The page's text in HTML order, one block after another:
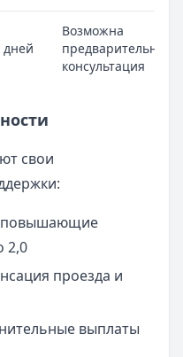
дней
Возможна
предварительная
консультация
свои
повышающие
2,0
проезда и
выплаты